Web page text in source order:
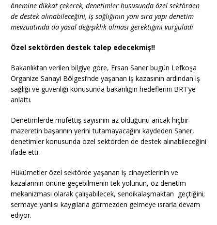
önemine dikkat çekerek, denetimler hususunda özel sektörden
de destek alınabileceğini, iş sağlığının yanı sıra yapı denetim
mevzuatında da yasal değişiklik olması gerektiğini vurguladı
Özel sektörden destek talep edecekmiş!!
Bakanlıktan verilen bilgiye göre, Ersan Saner bugün Lefkoşa
Organize Sanayi Bölgesi’nde yaşanan iş kazasının ardından iş
sağlığı ve güvenliği konusunda bakanlığın hedeflerini BRT’ye
anlattı.
Denetimlerde müfettiş sayısının az olduğunu ancak hiçbir
mazeretin başarının yerini tutamayacağını kaydeden Saner,
denetimler konusunda özel sektörden de destek alınabileceğini
ifade etti.
Hükümetler özel sektörde yaşanan iş cinayetlerinin ve
kazalarının önüne geçebilmenin tek yolunun, öz denetim
mekanizması olarak çalışabilecek, sendikalaşmaktan geçtiğini;
sermaye yanlısı kaygılarla görmezden gelmeye ısrarla devam
ediyor.